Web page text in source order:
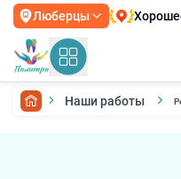
Люберцы
Наши работы